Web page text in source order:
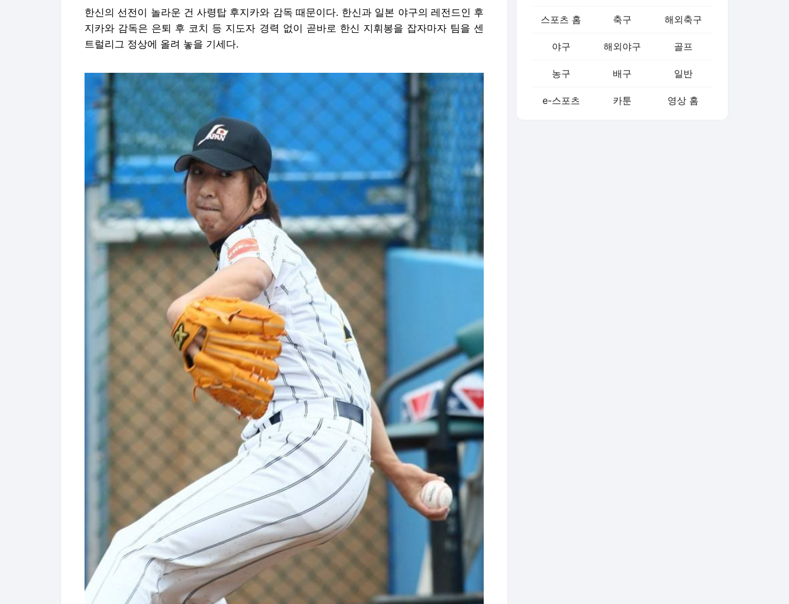
한신의 선전이 놀라운 건 사령탑 후지카와 감독 때문이다. 한신과 일본 야구의 레전드인 후
지카와 감독은 은퇴 후 코치 등 지도자 경력 없이 곧바로 한신 지휘봉을 잡자마자 팀을 센
트럴리그 정상에 올려 놓을 기세다.
스포츠 홈 축구 해외축구
야구 해외야구 골프
농구 배구 일반
e-스포츠 카툰 영상 홈